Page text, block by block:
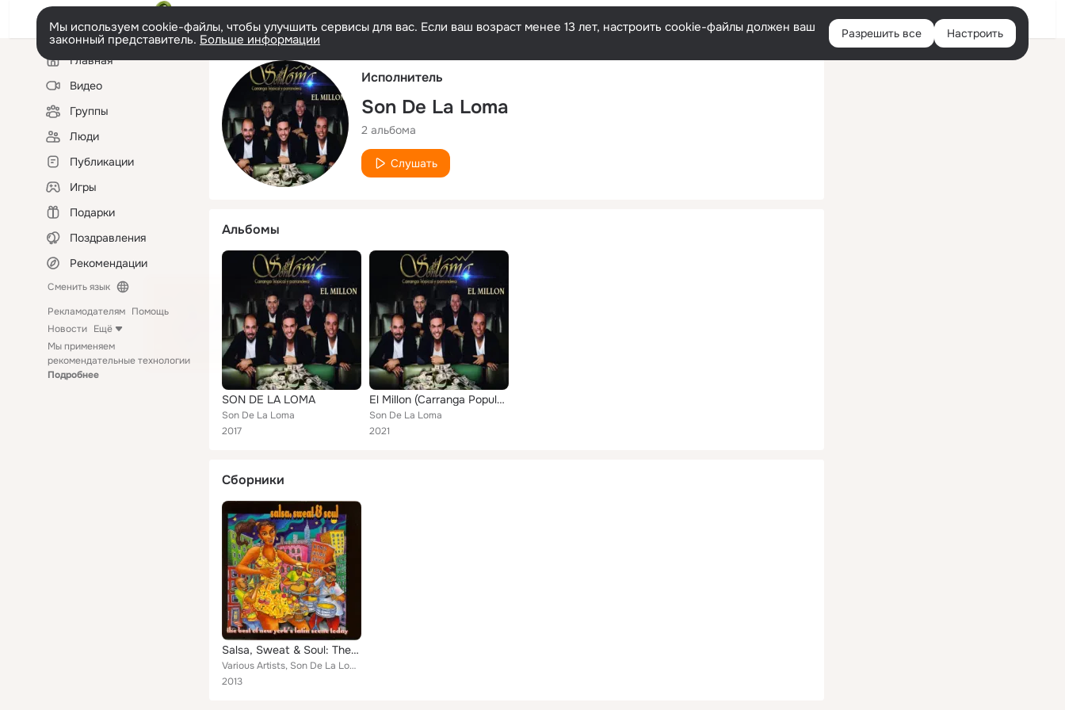
Русский Войти
Мы используем cookie-файлы, чтобы улучшить сервисы для вас. Если ваш возраст менее 13 лет, настроить cookie-файлы должен ваш
законный представитель. Больше информации Разрешить все Настроить
Левая
колонкаГлавная
Видео
Группы
Люди
Публикации
Игры
Подарки
Поздравления
Рекомендации
Сменить язык
Рекламодателям Помощь
Новости Ещё
Мы применяем
рекомендательные технологии
Подробнее
Исполнитель
Son De La Loma
2 альбома
Слушать
Альбомы
SON DE LA LOMA
Son De La Loma
2017
El Millon (Carranga Popular y Parrandera)
Son De La Loma
2021
Сборники
Salsa, Sweat & Soul: The Best Of New York’s Latin Scene Today!
Various Artists, Son De La Loma, Manny Oqendo & Libre, Pucho & His Latin Soul Brothers, Los Jóvenes Del Barrio, Viento De Agua, ...
2013